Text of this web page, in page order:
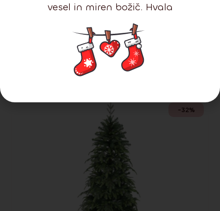
Predstavljamo vam novo
kolekcijo vrhunskih dreves
2025
Z nobeno od naših linij ne morete zgrešiti.
-32%
vesel in miren božič. Hvala